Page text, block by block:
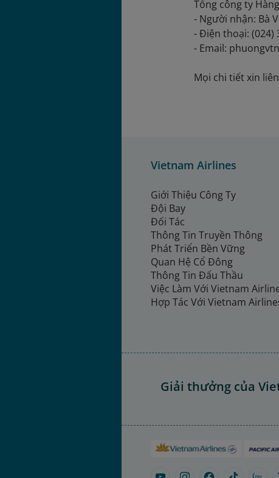
Tổng công ty
- Người nhận: Bà
- Điện thoại: (024)
- Email:
Mọi chi tiết xin
Vietnam Airlines
Giới Thiệu Công Ty
Đội Bay
Đối Tác
Thông Tin Truyền Thông
Phát Triển Bền Vững
Quan Hệ Cổ Đông
Thông Tin Đấu Thầu
Việc Làm Với Vietnam
Hợp Tác Với Vietnam
Giải thưởng của